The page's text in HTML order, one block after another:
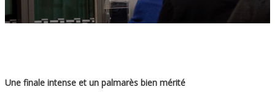
Une finale intense et un palmarès bien mérité